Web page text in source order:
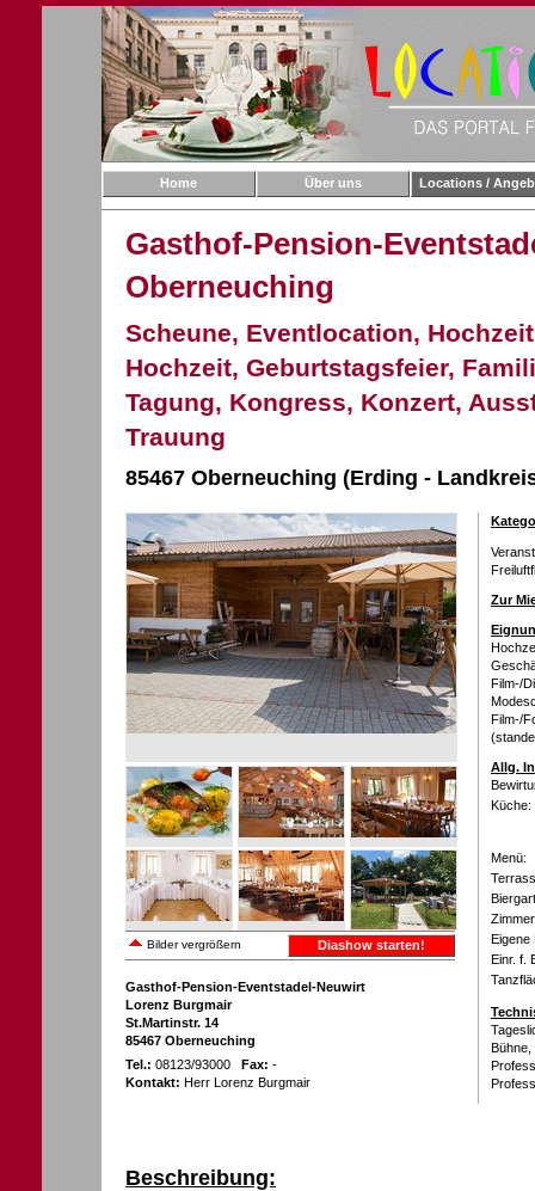
Home Über uns Locations /
Gasthof-Pension-
Oberneuching
Scheune, Eventlocation,
Hochzeit, Geburtstagsfeier,
Tagung, Kongress, Konzert,
Trauung
85467 Oberneuching (Erding -
Bilder vergrößern Diashow starten!
Gasthof-Pension-Eventstadel-Neuwirt
Lorenz Burgmair
St.Martinstr. 14
85467 Oberneuching
Tel.: 08123/93000 Fax: -
Kontakt: Herr Lorenz Burgmair
Zur
Film-/
Film-/
Allg.
Küche:
Menü:
Eigene
Einr. f.
Bühne,
Beschreibung: